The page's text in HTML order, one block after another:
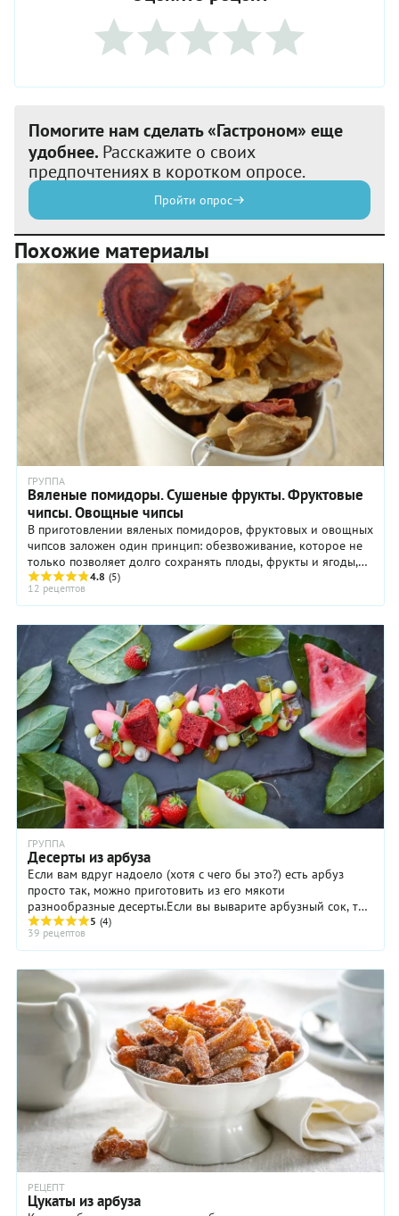
Помогите нам сделать «Гастроном» еще
удобнее. Расскажите о своих
предпочтениях в коротком опросе.
Пройти опрос
Похожие материалы
ГРУППА
Вяленые помидоры. Сушеные фрукты. Фруктовые
чипсы. Овощные чипсы
В приготовлении вяленых помидоров, фруктовых и овощных
чипсов заложен один принцип: обезвоживание, которое не
только позволяет долго сохранять плоды, фрукты и ягоды,
но и изменяет их вкус.
4.8 (5)
12 рецептов
ГРУППА
Десерты из арбуза
Если вам вдруг надоело (хотя с чего бы это?) есть арбуз
просто так, можно приготовить из его мякоти
разнообразные десерты.Если вы выварите арбузный сок, то
получите пригодный для долгого хранения ...
5 (4)
39 рецептов
РЕЦЕПТ
Цукаты из арбуза